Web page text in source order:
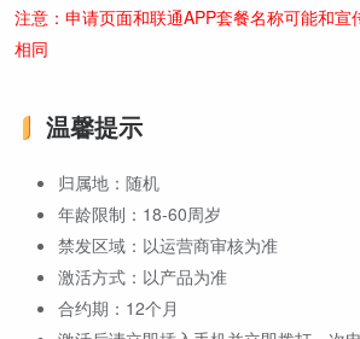
注意：申请页面和联通APP套餐名称可能和宣
相同
温馨提示
归属地：随机
年龄限制：18-60周岁
禁发区域：以运营商审核为准
激活方式：以产品为准
合约期：12个月